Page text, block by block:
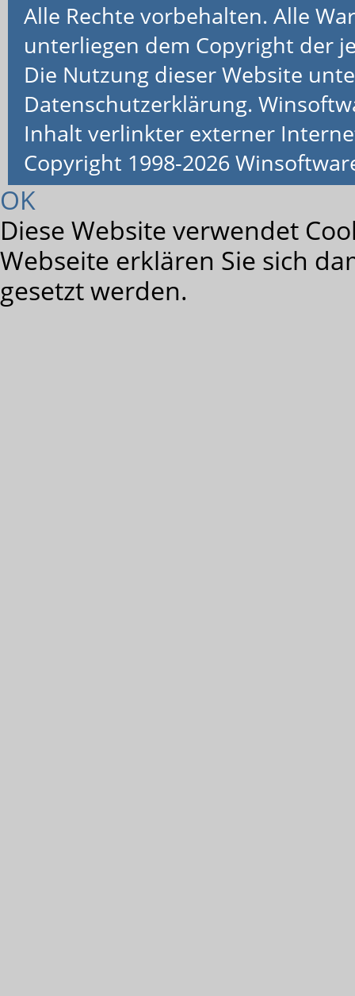
Alle Rechte vorbehalten. Alle
unterliegen dem Copyright der
Die Nutzung dieser Website
Datenschutzerklärung.
Inhalt verlinkter externer
Copyright 1998-2026
OK
Diese Website verwendet
Webseite erklären Sie sich
gesetzt werden.